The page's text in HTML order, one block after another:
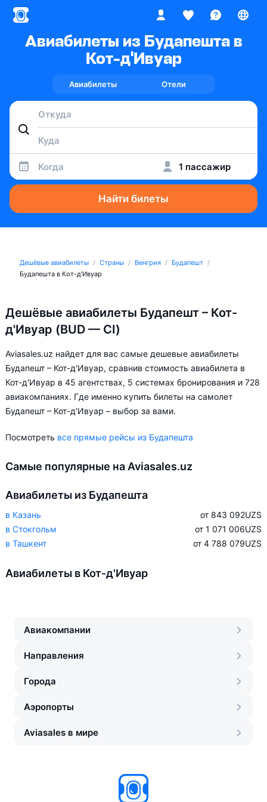
Авиабилеты из Будапешта в
Кот-д'Ивуар
Авиабилеты Отели
Когда 1 пассажир
Найти билеты
Дешёвые авиабилеты Страны Венгрия
Будапешт
Будапешта в Кот-д'Ивуар
Дешёвые авиабилеты Будапешт – Кот-
д'Ивуар (BUD — CI)
Aviasales.uz найдет для вас самые дешевые авиабилеты
Будапешт – Кот-д'Ивуар, сравнив стоимость авиабилета в
Кот-д'Ивуар в 45 агентствах, 5 системах бронирования и 728
авиакомпаниях. Где именно купить билеты на самолет
Будапешт – Кот-д'Ивуар – выбор за вами.
Посмотреть все прямые рейсы из Будапешта
Самые популярные на Aviasales.uz
Авиабилеты из Будапешта
в Казань от 843 092UZS
в Стокгольм
от 1 071 006UZS
в Ташкент
от 4 788 079UZS
Авиабилеты в Кот-д'Ивуар
Авиакомпании
Направления
Города
Аэропорты
Aviasales в мире